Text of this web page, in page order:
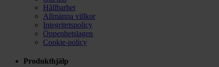
Hållbarhet
Allmänna villkor
Integritetspolicy
Öppenhetslagen
Cookie-policy
Produkthjälp